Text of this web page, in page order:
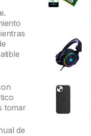
tomar
de